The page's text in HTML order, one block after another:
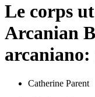
Le corps
Arcanian
arcaniano:
Catherine Parent